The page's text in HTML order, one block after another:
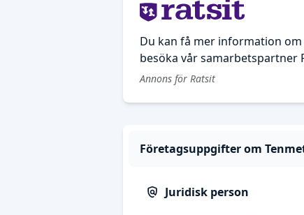
Du kan få mer information
besöka vår samarbetspartner
Annons för Ratsit
Företagsuppgifter om
Juridisk person